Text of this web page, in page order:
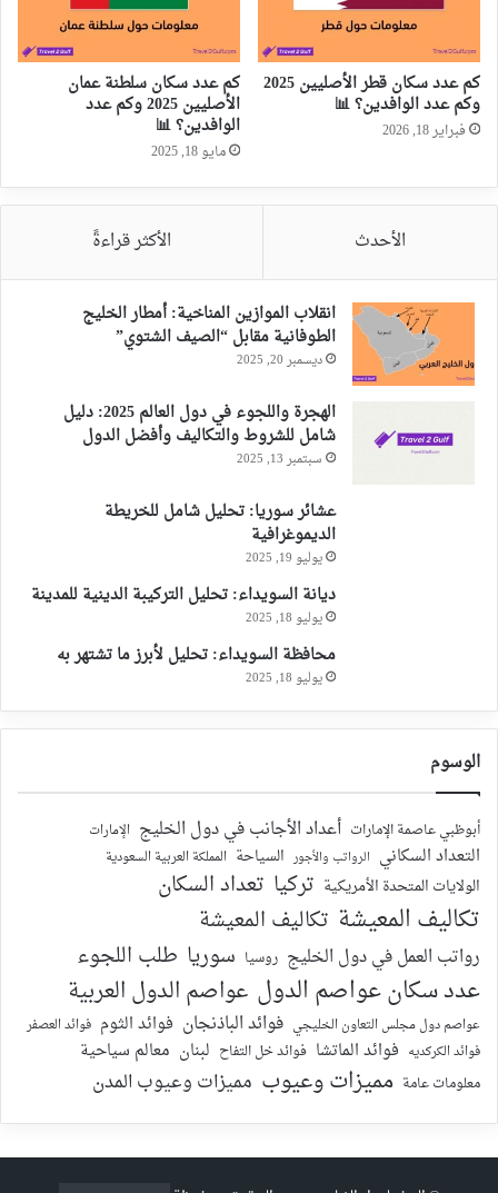
كم عدد سكان قطر الأصليين 2025
وكم عدد الوافدين؟ 📊
فبراير 18, 2026
كم عدد سكان سلطنة عمان
الأصليين 2025 وكم عدد
الوافدين؟ 📊
مايو 18, 2025
الأحدث الأكثر قراءةً
انقلاب الموازين المناخية: أمطار الخليج
الطوفانية مقابل “الصيف الشتوي”
ديسمبر 20, 2025
الهجرة واللجوء في دول العالم 2025: دليل
شامل للشروط والتكاليف وأفضل الدول
سبتمبر 13, 2025
عشائر سوريا: تحليل شامل للخريطة
الديموغرافية
يوليو 19, 2025
ديانة السويداء: تحليل التركيبة الدينية للمدينة
يوليو 18, 2025
محافظة السويداء: تحليل لأبرز ما تشتهر به
يوليو 18, 2025
الوسوم
أبوظبي عاصمة الإمارات أعداد الأجانب في دول الخليج الإمارات
التعداد السكاني الرواتب والأجور السياحة المملكة العربية السعودية
الولايات المتحدة الأمريكية تركيا تعداد السكان
تكاليف المعيشة تكاليف المعيشة
رواتب العمل في دول الخليج روسيا سوريا طلب اللجوء
عدد سكان عواصم الدول عواصم الدول العربية
عواصم دول مجلس التعاون الخليجي فوائد الباذنجان فوائد الثوم فوائد العصفر
فوائد الكركديه فوائد الماتشا فوائد خل التفاح لبنان معالم سياحية
معلومات عامة مميزات وعيوب مميزات وعيوب المدن